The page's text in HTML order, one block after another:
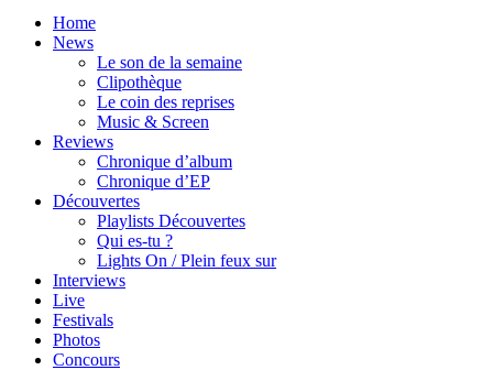
Home
News
Le son de la semaine
Clipothèque
Le coin des reprises
Music & Screen
Reviews
Chronique d’album
Chronique d’EP
Découvertes
Playlists Découvertes
Qui es-tu ?
Lights On / Plein feux sur
Interviews
Live
Festivals
Photos
Concours